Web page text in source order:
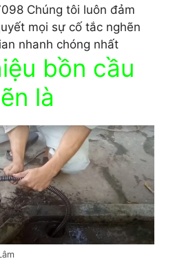
Chúng tôi luôn đảm
mọi sự cố tắc nghẽn
nhanh chóng nhất
bồn cầu
là